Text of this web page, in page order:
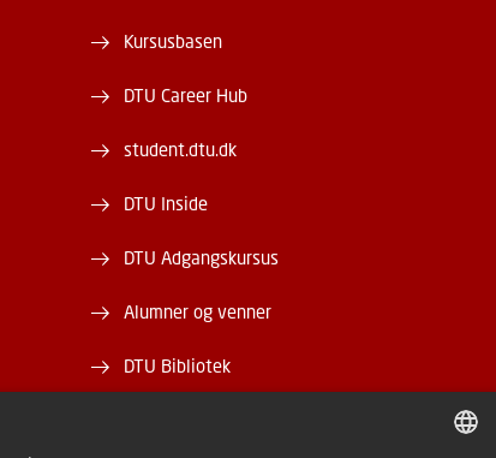
Kursusbasen
DTU Career Hub
student.dtu.dk
DTU Inside
DTU Adgangskursus
Alumner og venner
DTU Bibliotek